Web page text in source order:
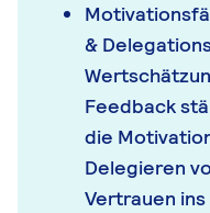
&
Feedback
die
Delegieren
Vertrauen ins